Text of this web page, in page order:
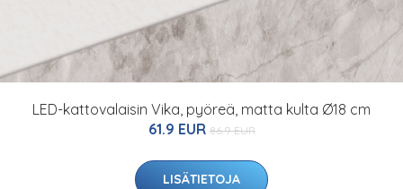
LED-kattovalaisin Vika, pyöreä, matta kulta Ø18 cm
61.9 EUR 86.9 EUR
LISÄTIETOJA